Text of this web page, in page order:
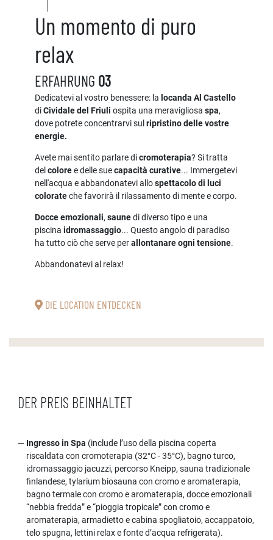
Un momento di puro
relax
ERFAHRUNG 03
Dedicatevi al vostro benessere: la locanda Al Castello
diCividale del Friuli ospita una meravigliosa spa,
dove potrete concentrarvi sul ripristino delle vostre
energie.
Avete mai sentito parlare dicromoterapia? Si tratta
del coloree delle suecapacità curative... Immergetevi
nell'acqua e abbandonatevi allospettacolo di luci
colorateche favorirà il rilassamento di mente e corpo.
Docce emozionali, saunedi diverso tipo e una
piscina idromassaggio... Questo angolo di paradiso
ha tutto ciò che serve perallontanare ogni tensione.
Abbandonatevi al relax!
DIE LOCATION ENTDECKEN
DER PREIS BEINHALTET
Ingresso in Spa (include l’uso della piscina coperta
riscaldata con cromoterapia (32°C - 35°C), bagno turco,
idromassaggio jacuzzi, percorso Kneipp, sauna tradizionale
finlandese, tylarium biosauna con cromo e aromaterapia,
bagno termale con cromo e aromaterapia, docce emozionali
“nebbia fredda” e “pioggia tropicale” con cromo e
aromaterapia, armadietto e cabina spogliatoio, accappatoio,
telo spugna, lettini relax e fonte d’acqua refrigerata).